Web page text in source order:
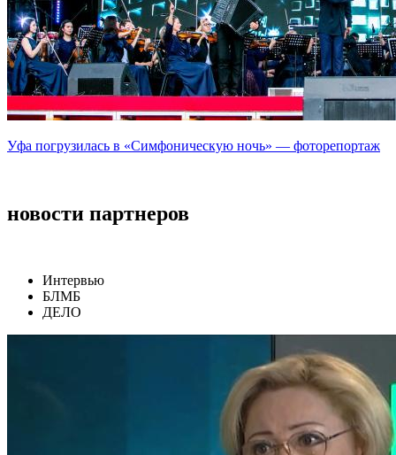
Уфа погрузилась в «Симфоническую ночь» — фоторепортаж
новости партнеров
Интервью
БЛМБ
ДЕЛО